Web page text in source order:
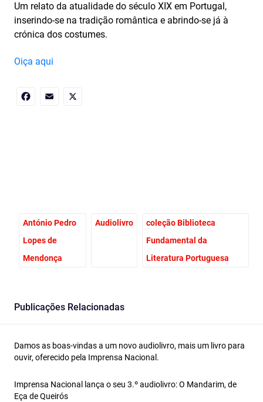
Um relato da atualidade do século XIX em Portugal,
inserindo-se na tradição romântica e abrindo-se já à
crónica dos costumes.
Oiça aqui
António Pedro
Lopes de
Mendonça
Audiolivro
coleção Biblioteca
Fundamental da
Literatura Portuguesa
Publicações Relacionadas
Damos as boas-vindas a um novo audiolivro, mais um livro para
ouvir, oferecido pela Imprensa Nacional.
Imprensa Nacional lança o seu 3.º audiolivro: O Mandarim, de
Eça de Queirós